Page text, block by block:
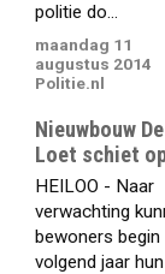
politie do...
maandag 11
augustus 2014
Politie.nl
Nieuwbouw De
Loet schiet
HEILOO - Naar
verwachting
bewoners begin
volgend jaar hun